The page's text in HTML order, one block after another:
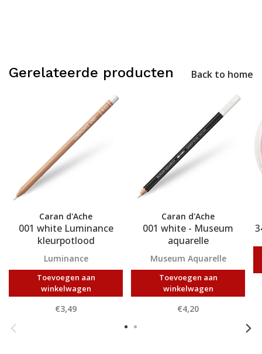
Gerelateerde producten Back to home
Caran d'Ache
001 white Luminance
kleurpotlood
Luminance
Toevoegen aan
winkelwagen
€3,49
Caran d'Ache
001 white - Museum
aquarelle
Museum Aquarelle
Toevoegen aan
winkelwagen
€4,20